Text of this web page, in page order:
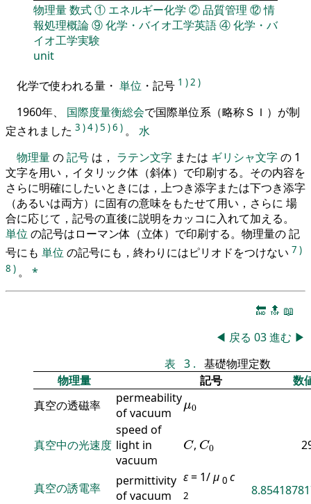
物理量数式① エネルギー化学 ②品質管理 ⑫情
報処理概論⑨化学・バイオ工学英語④化学・バ
イオ工学実験
unit
化学で使われる量・ 単位 ・記号 1 )2 )
1960年、 国際度量衡総会で国際単位系（略称ＳＩ）が制
定されました 3 )4)5 )6 ) 。 水
物理量の記号 は， ラテン文字 または ギリシャ文字の 1
文字を用い，イタリック体（斜体）で印刷する。その内容を
さらに明確にしたいときには，上つき添字または下つき添字
（あるいは両方）に固有の意味をもたせて用い，さらに 場
合に応じて，記号の直後に説明をカッコに入れて加える。
単位 の記号はローマン体（立体）で印刷する。物理量の 記
号にも 単位の記号にも，終わりにはピリオドをつけない 7 )
8 ) 。 *
🔚 🔝 📖
◀ 戻る 03進む ▶
表 3 . 基礎物理定数
物理量
記号
数
真空の透磁率
permeability
of vacuum
μ0
μ0
真空中の光速度
speed of
light in
vacuum
C
C, C0
C0
真空の誘電率
permittivity
of vacuum
ε= 1/μ 0 c
2